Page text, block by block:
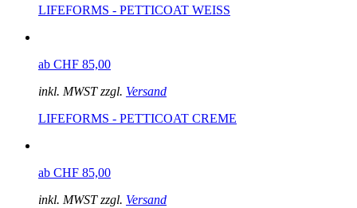
LIFEFORMS - PETTICOAT WEISS
ab CHF 85,00
inkl. MWST zzgl. Versand
LIFEFORMS - PETTICOAT CREME
ab CHF 85,00
inkl. MWST zzgl. Versand